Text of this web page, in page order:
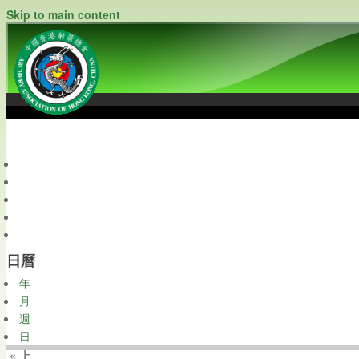
Skip to main content
日曆
年
月
週
日
« 上